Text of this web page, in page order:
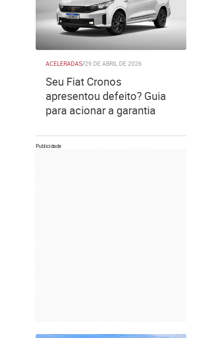
ACELERADAS/29 DE ABRIL DE 2026
Seu Fiat Cronos
apresentou defeito? Guia
para acionar a garantia
Publicidade